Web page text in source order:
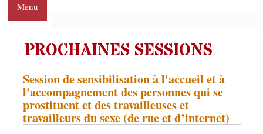
Menu
PROCHAINES SESSIONS
Session de sensibilisation à l'accueil et à
l'accompagnement des personnes qui se
prostituent et des travailleuses et
travailleurs du sexe (de rue et d’internet)